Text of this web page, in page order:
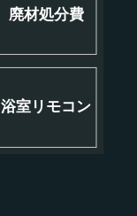
廃材処分費
浴室リモコン